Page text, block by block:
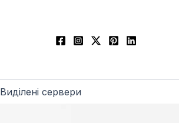
Виділені сервери